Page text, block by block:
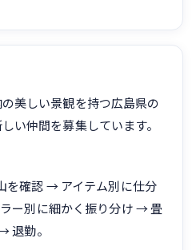
美しい景観を持つ広島県の
い仲間を募集しています。
を確認 → アイテム別に仕分
ー別に細かく振り分け → 畳
退勤。